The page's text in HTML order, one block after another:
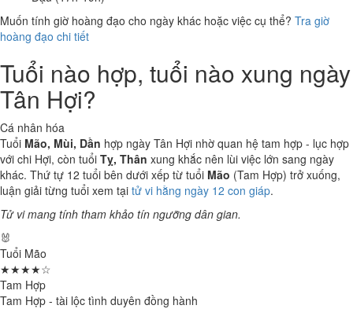
Muốn tính giờ hoàng đạo cho ngày khác hoặc việc cụ thể? Tra giờ
hoàng đạo chi tiết
Tuổi nào hợp, tuổi nào xung ngày
Tân Hợi?
Cá nhân hóa
Tuổi Mão, Mùi, Dần hợp ngày Tân Hợi nhờ quan hệ tam hợp - lục hợp
với chi Hợi, còn tuổi Tỵ, Thân xung khắc nên lùi việc lớn sang ngày
khác. Thứ tự 12 tuổi bên dưới xếp từ tuổi Mão (Tam Hợp) trở xuống,
luận giải từng tuổi xem tại tử vi hằng ngày 12 con giáp.
Tử vi mang tính tham khảo tín ngưỡng dân gian.
🐰
Tuổi Mão
★★★★☆
Tam Hợp
Tam Hợp - tài lộc tình duyên đồng hành